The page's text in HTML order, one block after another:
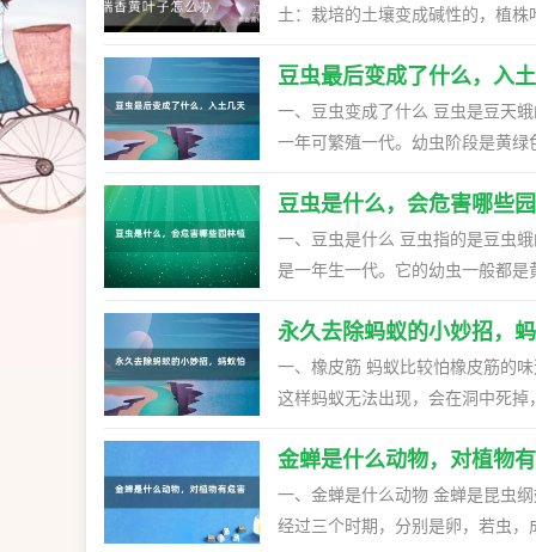
土：栽培的土壤变成碱性的，植
书分，若是有积存的水分，需倾
段时间就会有所改善了。 3、遮光
水，等它恢复生长后叶子就不会
良表现，叶片会变黄还有有很多
豆虫最后变成了什么，入
一、豆虫变成了什么 豆虫是豆天
一年可繁殖一代。幼虫阶段是黄
蛹 老熟的幼虫多是在9-12厘米的
的六月中旬，到七月上旬是羽化
隐蔽的，多是在傍晚的时候开始活动，飞
套种油菜。当幼虫达到4龄阶段时
现象比较严重，建议喷洒药物。
豆虫是什么，会危害哪些
一、豆虫是什么 豆虫指的是豆虫
是一年生一代。它的幼虫一般都
水有关。 二、会危害哪些园林植物 豆虫主要是寄生在绿豆，大豆，刺槐，洋槐等植物上，也就是会危害
这些植物。分布地区一般是在黄
栖息，等傍晚的时候再开始活动
的虫卵消灭掉。还要改变耕作的
物。药物选敌敌畏，马拉硫磷或
永久去除蚂蚁的小妙招，
一、橡皮筋 蚂蚁比较怕橡皮筋的味道，可以收集几根橡皮筋，然后用火烧一下，在蚂蚁出现的洞口黏住，
这样蚂蚁无法出现，会在洞中死掉，多重复几次
烟味，就开始躲避不出现，连续洒好几天，蚂
道，也可以借助樟脑丸来消灭去
有效的去除掉蚂蚁。 四、花椒 利于蚂蚁的特性，也可以利用花椒来对付蚂蚁，将数十颗的花椒放在蚂蚁
金蝉是什么动物，对植物
一、金蝉是什么动物 金蝉是昆虫
经过三个时期，分别是卵，若虫